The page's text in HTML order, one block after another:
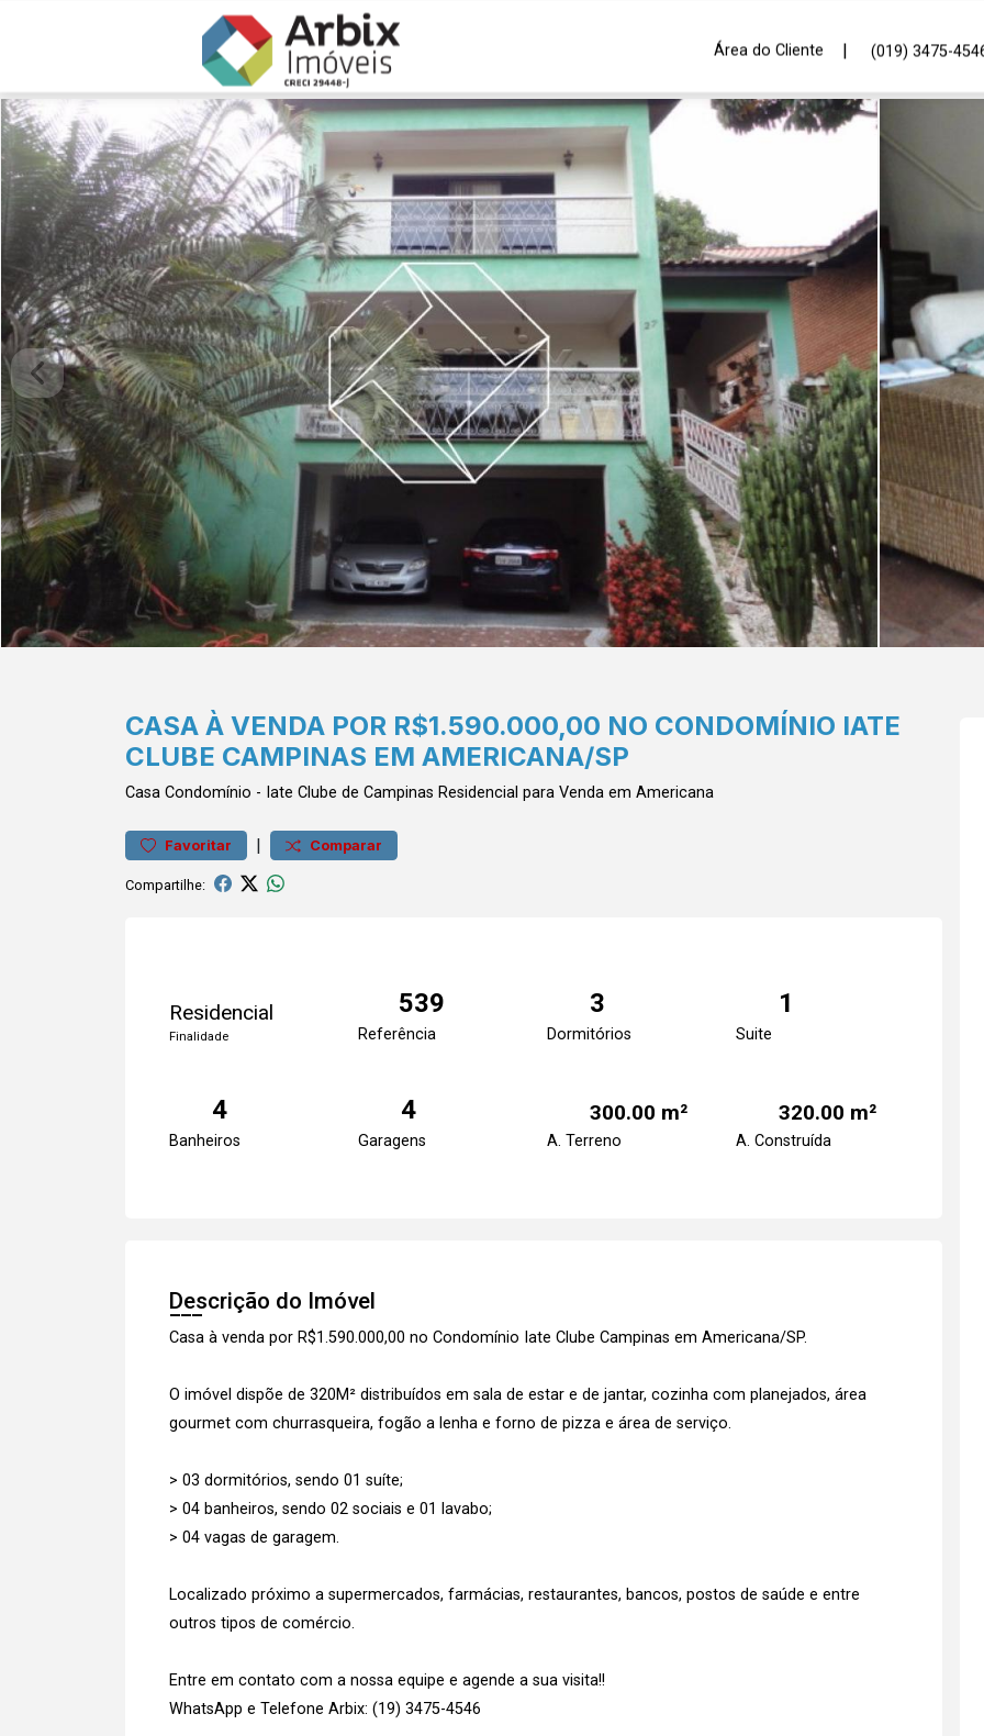
Área do Cliente | (019) 3475-
CASA À VENDA POR R$1.590.000,00 NO CONDOMÍNIO IATE
CLUBE CAMPINAS EM AMERICANA/SP
Casa Condomínio - Iate Clube de Campinas Residencial para Venda em Americana
Favoritar | Comparar
Compartilhe:
Residencial
Finalidade
539
Referência
3
Dormitórios
1
Suite
4
Banheiros
4
Garagens
300.00 m²
A. Terreno
320.00 m²
A. Construída
Descrição do Imóvel
Casa à venda por R$1.590.000,00 no Condomínio Iate Clube Campinas em Americana/SP.
O imóvel dispõe de 320M² distribuídos em sala de estar e de jantar, cozinha com planejados, área
gourmet com churrasqueira, fogão a lenha e forno de pizza e área de serviço.
> 03 dormitórios, sendo 01 suíte;
> 04 banheiros, sendo 02 sociais e 01 lavabo;
> 04 vagas de garagem.
Localizado próximo a supermercados, farmácias, restaurantes, bancos, postos de saúde e entre
outros tipos de comércio.
Entre em contato com a nossa equipe e agende a sua visita!!
WhatsApp e Telefone Arbix: (19) 3475-4546